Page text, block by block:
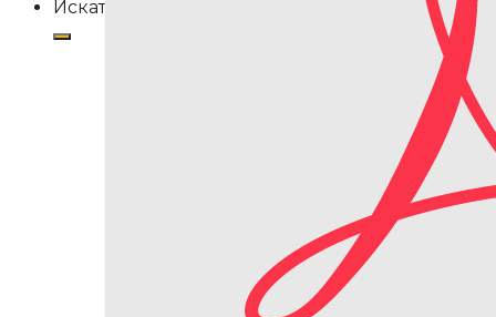
Искать: